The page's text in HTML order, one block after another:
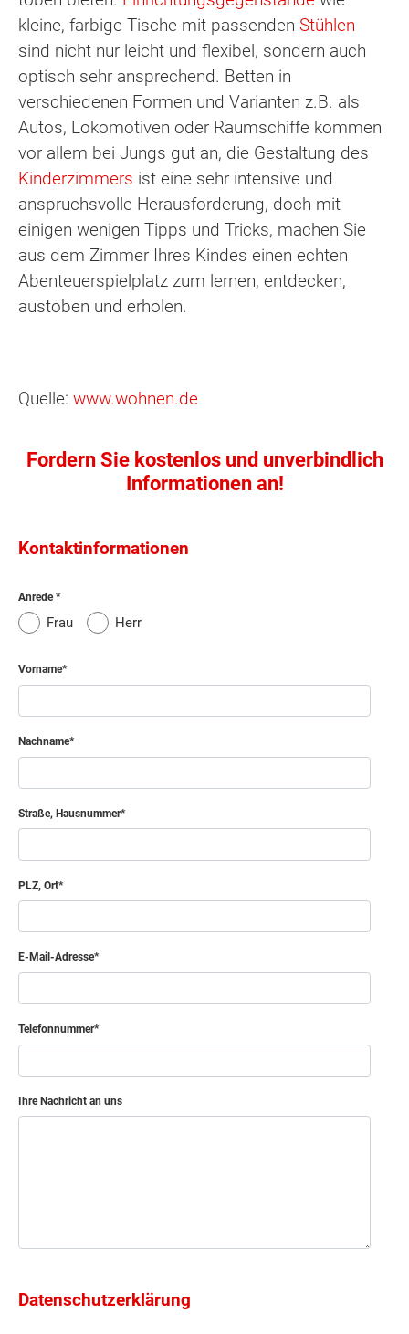
kleine, farbige Tische mit passenden Stühlen
sind nicht nur leicht und flexibel, sondern auch
optisch sehr ansprechend. Betten in
verschiedenen Formen und Varianten z.B. als
Autos, Lokomotiven oder Raumschiffe kommen
vor allem bei Jungs gut an, die Gestaltung des
Kinderzimmers ist eine sehr intensive und
anspruchsvolle Herausforderung, doch mit
einigen wenigen Tipps und Tricks, machen Sie
aus dem Zimmer Ihres Kindes einen echten
Abenteuerspielplatz zum lernen, entdecken,
austoben und erholen.
Quelle: www.wohnen.de
Fordern Sie kostenlos und unverbindlich
Informationen an!
Kontaktinformationen
Anrede
Frau Herr
Vorname
Nachname
Straße, Hausnummer
PLZ, Ort
E-Mail-Adresse
Telefonnummer
Ihre Nachricht an uns
Datenschutzerklärung